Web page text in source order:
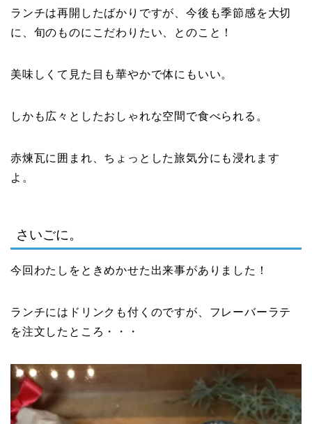
ランチは再開したばかりですが、今後も季節感を大切
に、旬のものにこだわりたい、とのこと！
美味しくて見た目も華やかで体にもいい。
しかも広々としたおしゃれな空間で食べられる。
赤煉瓦に囲まれ、ちょっとした旅気分にも浸れます
よ。
さいごに。
今回わたしをときめかせた出来事がありました！
ランチにはドリンクも付くのですが、フレーバーラテ
を注文したところ・・・